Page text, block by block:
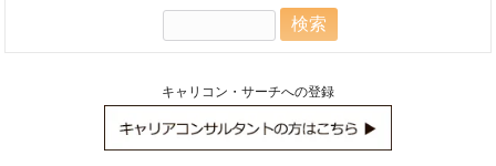
キャリコン・サーチへの登録